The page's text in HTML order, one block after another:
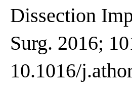
Dissection
Surg. 2016;
10.1016/